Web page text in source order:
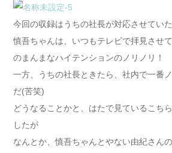
今回の収録はうちの社長が対応させていた
慎吾ちゃんは、いつもテレビで拝見させ
のまんまなハイテンションのノリノリ！
一方、うちの社長ときたら、社内で一番
だ(苦笑)
どうなることかと、はたで見ているこち
したが
なんとか、慎吾ちゃんとやない由紀さん